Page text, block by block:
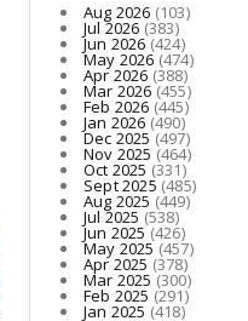
Aug 2026 (103)
Jul 2026 (383)
Jun 2026(424)
May 2026(474)
Apr 2026 (388)
Mar 2026(455)
Feb 2026 (445)
Jan 2026 (490)
Dec 2025(497)
Nov 2025 (464)
Oct 2025 (331)
Sept 2025 (485)
Aug 2025 (449)
Jul 2025 (538)
Jun 2025(426)
May 2025(457)
Apr 2025 (378)
Mar 2025 (300)
Feb 2025 (291)
Jan 2025 (418)